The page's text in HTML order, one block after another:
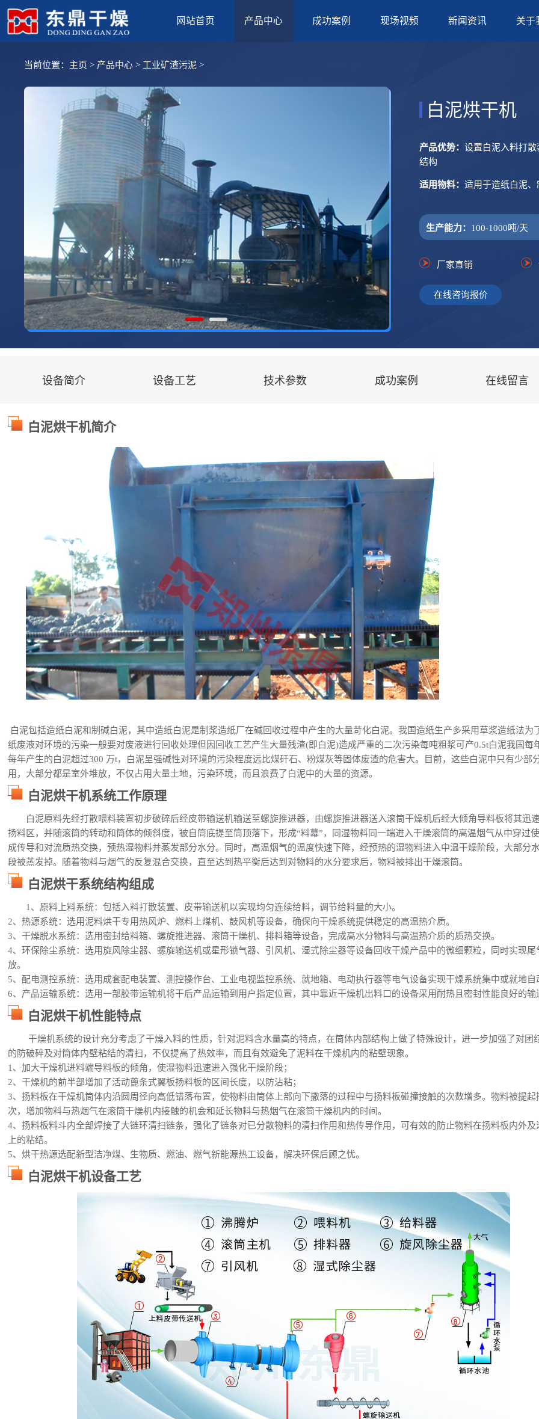
网站首页 产品中心 成功案例 现场视频 新闻资讯 关于
当前位置： 主页 > 产品中心> 工业矿渣污泥>
白泥烘干机
产品优势：设置白泥入料打
结构
适用物料：适用于造纸白泥
生产能力： 100-1000吨/天
厂家直销
在线咨询报价
设备简介 设备工艺 技术参数 成功案例 在线留言
白泥烘干机简介
白泥包括造纸白泥和制碱白泥，其中造纸白泥是制浆造纸厂在碱回收过程中产生的大量苛化白泥。我国造纸生产多采用草浆造纸法为
纸废液对环境的污染一般要对废液进行回收处理但因回收工艺产生大量残渣(即白泥)造成严重的二次污染每吨粗浆可产0.5t白泥我国每
每年产生的白泥超过300 万t，白泥呈强碱性对环境的污染程度远比煤矸石、粉煤灰等固体废渣的危害大。目前，这些白泥中只有少部
用，大部分都是室外堆放，不仅占用大量土地，污染环境，而且浪费了白泥中的大量的资源。
白泥烘干机系统工作原理
白泥原料先经打散喂料装置初步破碎后经皮带输送机输送至螺旋推进器，由螺旋推进器送入滚筒干燥机后经大倾角导料板将其迅
扬料区，并随滚筒的转动和筒体的倾斜度，被自筒底提至筒顶落下，形成“料幕”，同湿物料同一端进入干燥滚筒的高温烟气从中穿过
成传导和对流质热交换，预热湿物料并蒸发部分水分。同时，高温烟气的温度快速下降，经预热的湿物料进入中温干燥阶段，大部分
段被蒸发掉。随着物料与烟气的反复混合交换，直至达到热平衡后达到对物料的水分要求后，物料被排出干燥滚筒。
白泥烘干系统结构组成
1、原料上料系统：包括入料打散装置、皮带输送机以实现均匀连续给料，调节给料量的大小。
2、热源系统：选用泥料烘干专用热风炉、燃料上煤机、鼓风机等设备，确保向干燥系统提供稳定的高温热介质。
3、干燥脱水系统：选用密封给料箱、螺旋推进器、滚筒干燥机、排料箱等设备，完成高水分物料与高温热介质的质热交换。
4、环保除尘系统：选用旋风除尘器、螺旋输送机或星形锁气器、引风机、湿式除尘器等设备回收干燥产品中的微细颗粒，同时实现尾
放。
5、配电测控系统：选用成套配电装置、测控操作台、工业电视监控系统、就地箱、电动执行器等电气设备实现干燥系统集中或就地自
6、产品运输系统：选用一部胶带运输机将干后产品运输到用户指定位置，其中靠近干燥机出料口的设备采用耐热且密封性能良好的输
白泥烘干机性能特点
干燥机系统的设计充分考虑了干燥入料的性质，针对泥料含水量高的特点，在筒体内部结构上做了特殊设计，进一步加强了对团
的防破碎及对筒体内壁粘结的清扫，不仅提高了热效率，而且有效避免了泥料在干燥机内的粘壁现象。
1、加大干燥机进料端导料板的倾角，使湿物料迅速进入强化干燥阶段；
2、干燥机的前半部增加了活动蓖条式翼板扬料板的区间长度，以防沾粘；
3、扬料板在干燥机筒体内沿圆周径向高低错落布置，使物料由筒体上部向下撒落的过程中与扬料板碰撞接触的次数增多。物料被提起
次，增加物料与热烟气在滚筒干燥机内接触的机会和延长物料与热烟气在滚筒干燥机内的时间。
4、扬料板料斗内全部焊接了大链环清扫链条，强化了链条对已分散物料的清扫作用和热传导作用，可有效的防止物料在扬料板内外及
上的粘结。
5、烘干热源选配新型洁净煤、生物质、燃油、燃气新能源热工设备，解决环保后顾之忧。
白泥烘干机设备工艺